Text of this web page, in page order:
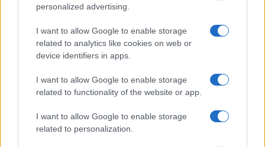
personalized advertising.
I want to allow Google to enable storage
related to analytics like cookies on web or
device identifiers in apps.
I want to allow Google to enable storage
related to functionality of the website or app.
I want to allow Google to enable storage
related to personalization.
Az Edge Panel az egyik leghasznosabb funkció, amely
jelentősen felgyorsítja a mindennapi használatot,
miközben a Pixel telefonokból továbbra is hiányzik.
KAPCSOLÓDÓ HÍREK